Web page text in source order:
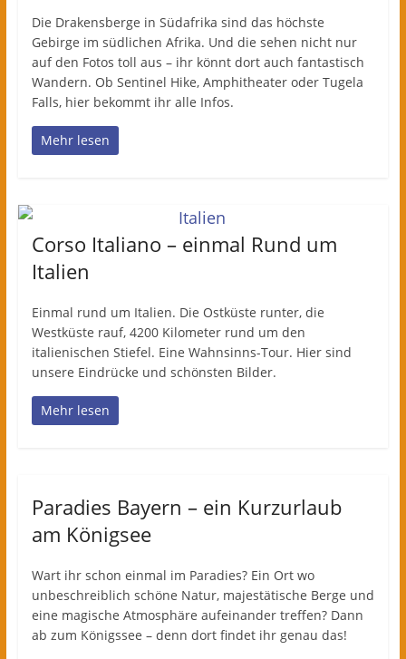
Die Drakensberge in Südafrika sind das höchste
Gebirge im südlichen Afrika. Und die sehen nicht nur
auf den Fotos toll aus – ihr könnt dort auch fantastisch
Wandern. Ob Sentinel Hike, Amphitheater oder Tugela
Falls, hier bekommt ihr alle Infos.
Mehr lesen
Corso Italiano – einmal Rund um
Italien
Einmal rund um Italien. Die Ostküste runter, die
Westküste rauf, 4200 Kilometer rund um den
italienischen Stiefel. Eine Wahnsinns-Tour. Hier sind
unsere Eindrücke und schönsten Bilder.
Mehr lesen
Paradies Bayern – ein Kurzurlaub
am Königsee
Wart ihr schon einmal im Paradies? Ein Ort wo
unbeschreiblich schöne Natur, majestätische Berge und
eine magische Atmosphäre aufeinander treffen? Dann
ab zum Königssee – denn dort findet ihr genau das!